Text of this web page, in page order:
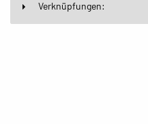
Verknüpfungen: